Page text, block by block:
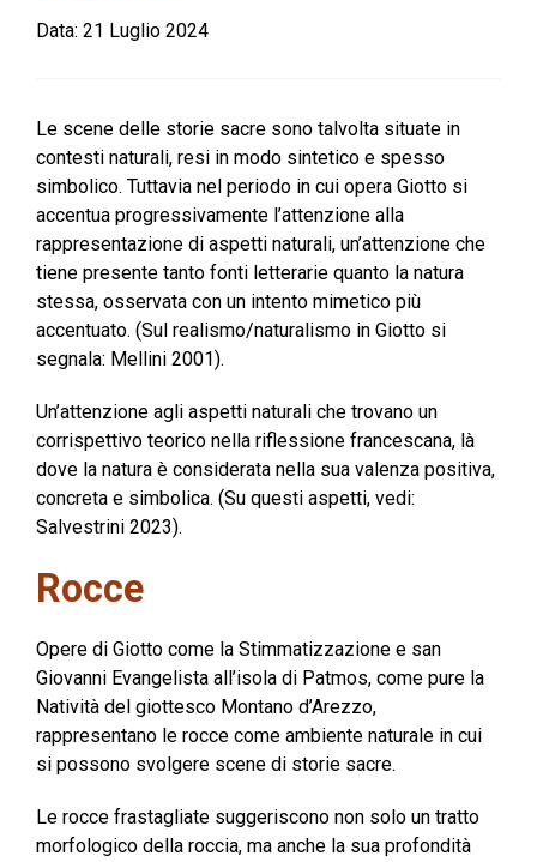
Data: 21 Luglio 2024
Le scene delle storie sacre sono talvolta situate in
contesti naturali, resi in modo sintetico e spesso
simbolico. Tuttavia nel periodo in cui opera Giotto si
accentua progressivamente l’attenzione alla
rappresentazione di aspetti naturali, un’attenzione che
tiene presente tanto fonti letterarie quanto la natura
stessa, osservata con un intento mimetico più
accentuato. (Sul realismo/naturalismo in Giotto si
segnala: Mellini 2001).
Un’attenzione agli aspetti naturali che trovano un
corrispettivo teorico nella riflessione francescana, là
dove la natura è considerata nella sua valenza positiva,
concreta e simbolica. (Su questi aspetti, vedi:
Salvestrini 2023).
Rocce
Opere di Giotto come la Stimmatizzazione e san
Giovanni Evangelista all’isola di Patmos, come pure la
Natività del giottesco Montano d’Arezzo,
rappresentano le rocce come ambiente naturale in cui
si possono svolgere scene di storie sacre.
Le rocce frastagliate suggeriscono non solo un tratto
morfologico della roccia, ma anche la sua profondità